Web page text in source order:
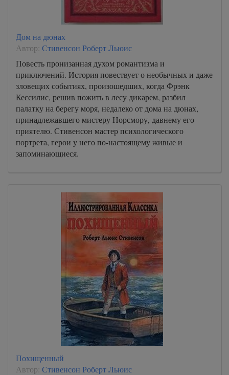
Дом на дюнах
Автор: Стивенсон Роберт Льюис
Повесть пронизанная духом романтизма и
приключений. История повествует о необычных и даже
зловещих событиях, произошедших, когда Фрэнк
Кессилис, решив пожить в лесу дикарем, разбил
палатку на берегу моря, недалеко от дома на дюнах,
принадлежавшего мистеру Норсмору, давнему его
приятелю. Стивенсон мастер психологического
портрета, герои у него по-настоящему живые и
запоминающиеся.
Похищенный
Автор: Стивенсон Роберт Льюис